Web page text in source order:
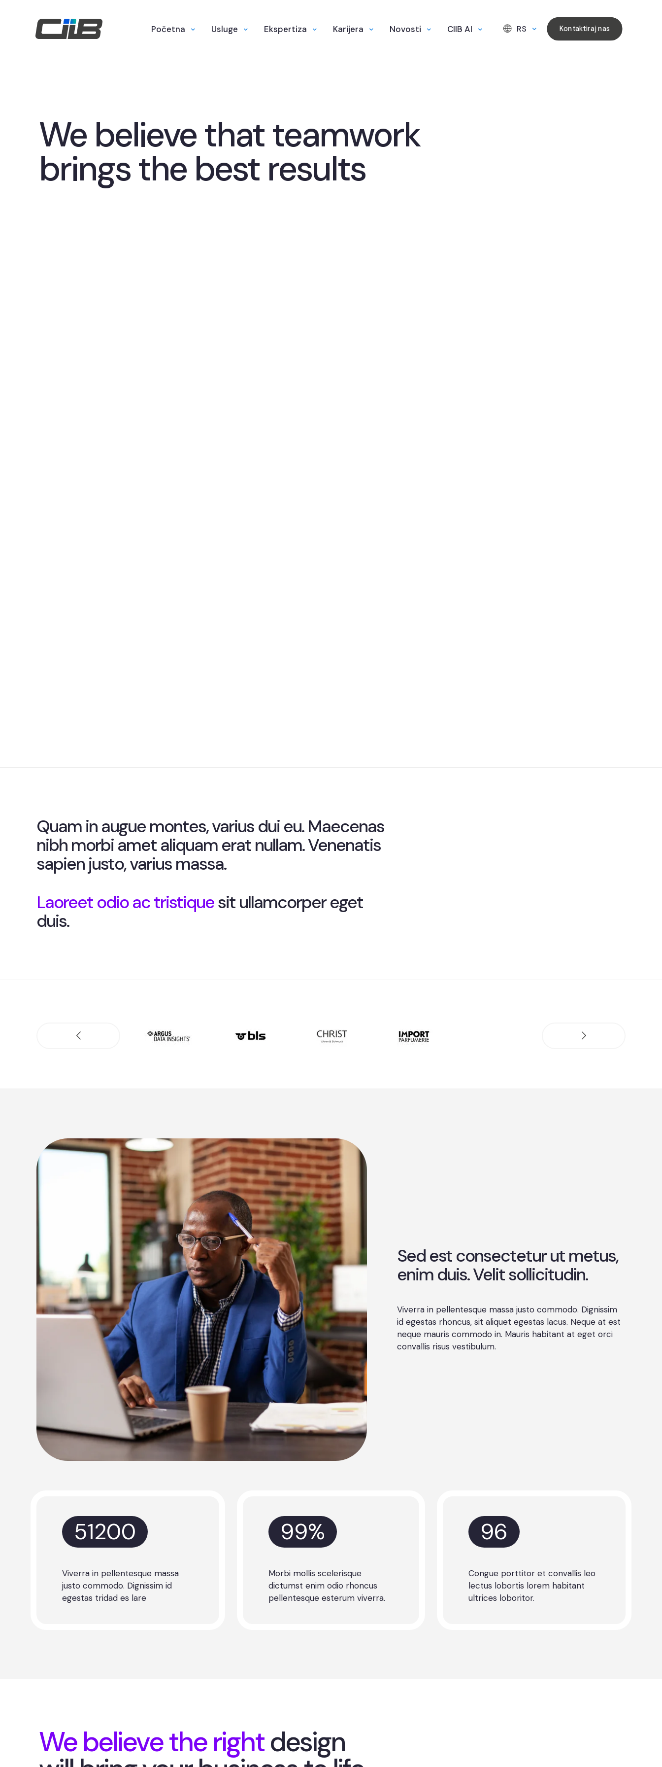
Početna Usluge Ekspertiza Karijera Novosti CIIB AI RS Kontaktiraj nas
We believe that teamwork
brings the best results
Quam in augue montes, varius dui eu. Maecenas
nibh morbi amet aliquam erat nullam. Venenatis
sapien justo, varius massa.
Laoreet odio ac tristiquesit ullamcorper eget
duis.
Sed est consectetur ut metus,
enim duis. Velit sollicitudin.
Viverra in pellentesque massa justo commodo. Dignissim
id egestas rhoncus, sit aliquet egestas lacus. Neque at est
neque mauris commodo in. Mauris habitant at eget orci
convallis risus vestibulum.
51200
Viverra in pellentesque massa
justo commodo. Dignissim id
egestas tridad es lare
99%
Morbi mollis scelerisque
dictumst enim odio rhoncus
pellentesque esterum viverra.
96
Congue porttitor et convallis leo
lectus lobortis lorem habitant
ultrices loboritor.
We believe the rightdesign